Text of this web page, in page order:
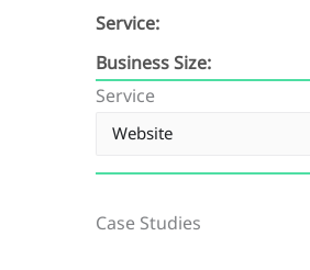
Service:
Business Size:
Service
Case Studies